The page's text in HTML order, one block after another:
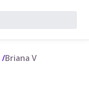
/Briana V